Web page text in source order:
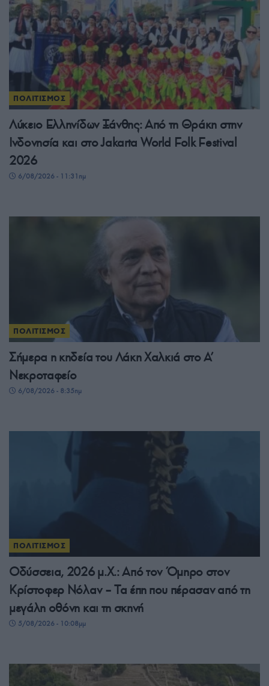
ΠΟΛΙΤΙΣΜΟΣ
Λύκειο Ελληνίδων Ξάνθης: Από τη Θράκη στην
Ινδονησία και στο Jakarta World Folk Festival
2026
6/08/2026 - 11:31πμ
ΠΟΛΙΤΙΣΜΟΣ
Σήμερα η κηδεία του Λάκη Χαλκιά στο Α’
Νεκροταφείο
6/08/2026 - 8:35πμ
ΠΟΛΙΤΙΣΜΟΣ
Οδύσσεια, 2026 μ.Χ.: Από τον Όμηρο στον
Κρίστοφερ Νόλαν – Τα έπη που πέρασαν από τη
μεγάλη οθόνη και τη σκηνή
5/08/2026 - 10:08μμ